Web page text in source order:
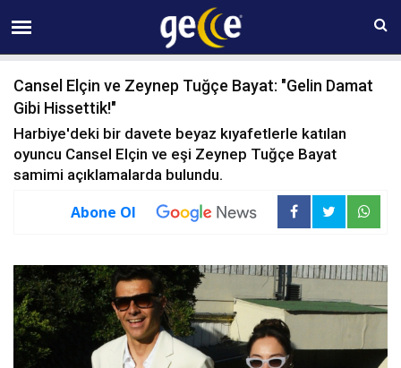
08 AĞUSTOS Cumartesi 07:25
Cansel Elçin ve Zeynep Tuğçe Bayat: "Gelin Damat
Gibi Hissettik!"
Harbiye'deki bir davete beyaz kıyafetlerle katılan
oyuncu Cansel Elçin ve eşi Zeynep Tuğçe Bayat
samimi açıklamalarda bulundu.
Abone Ol